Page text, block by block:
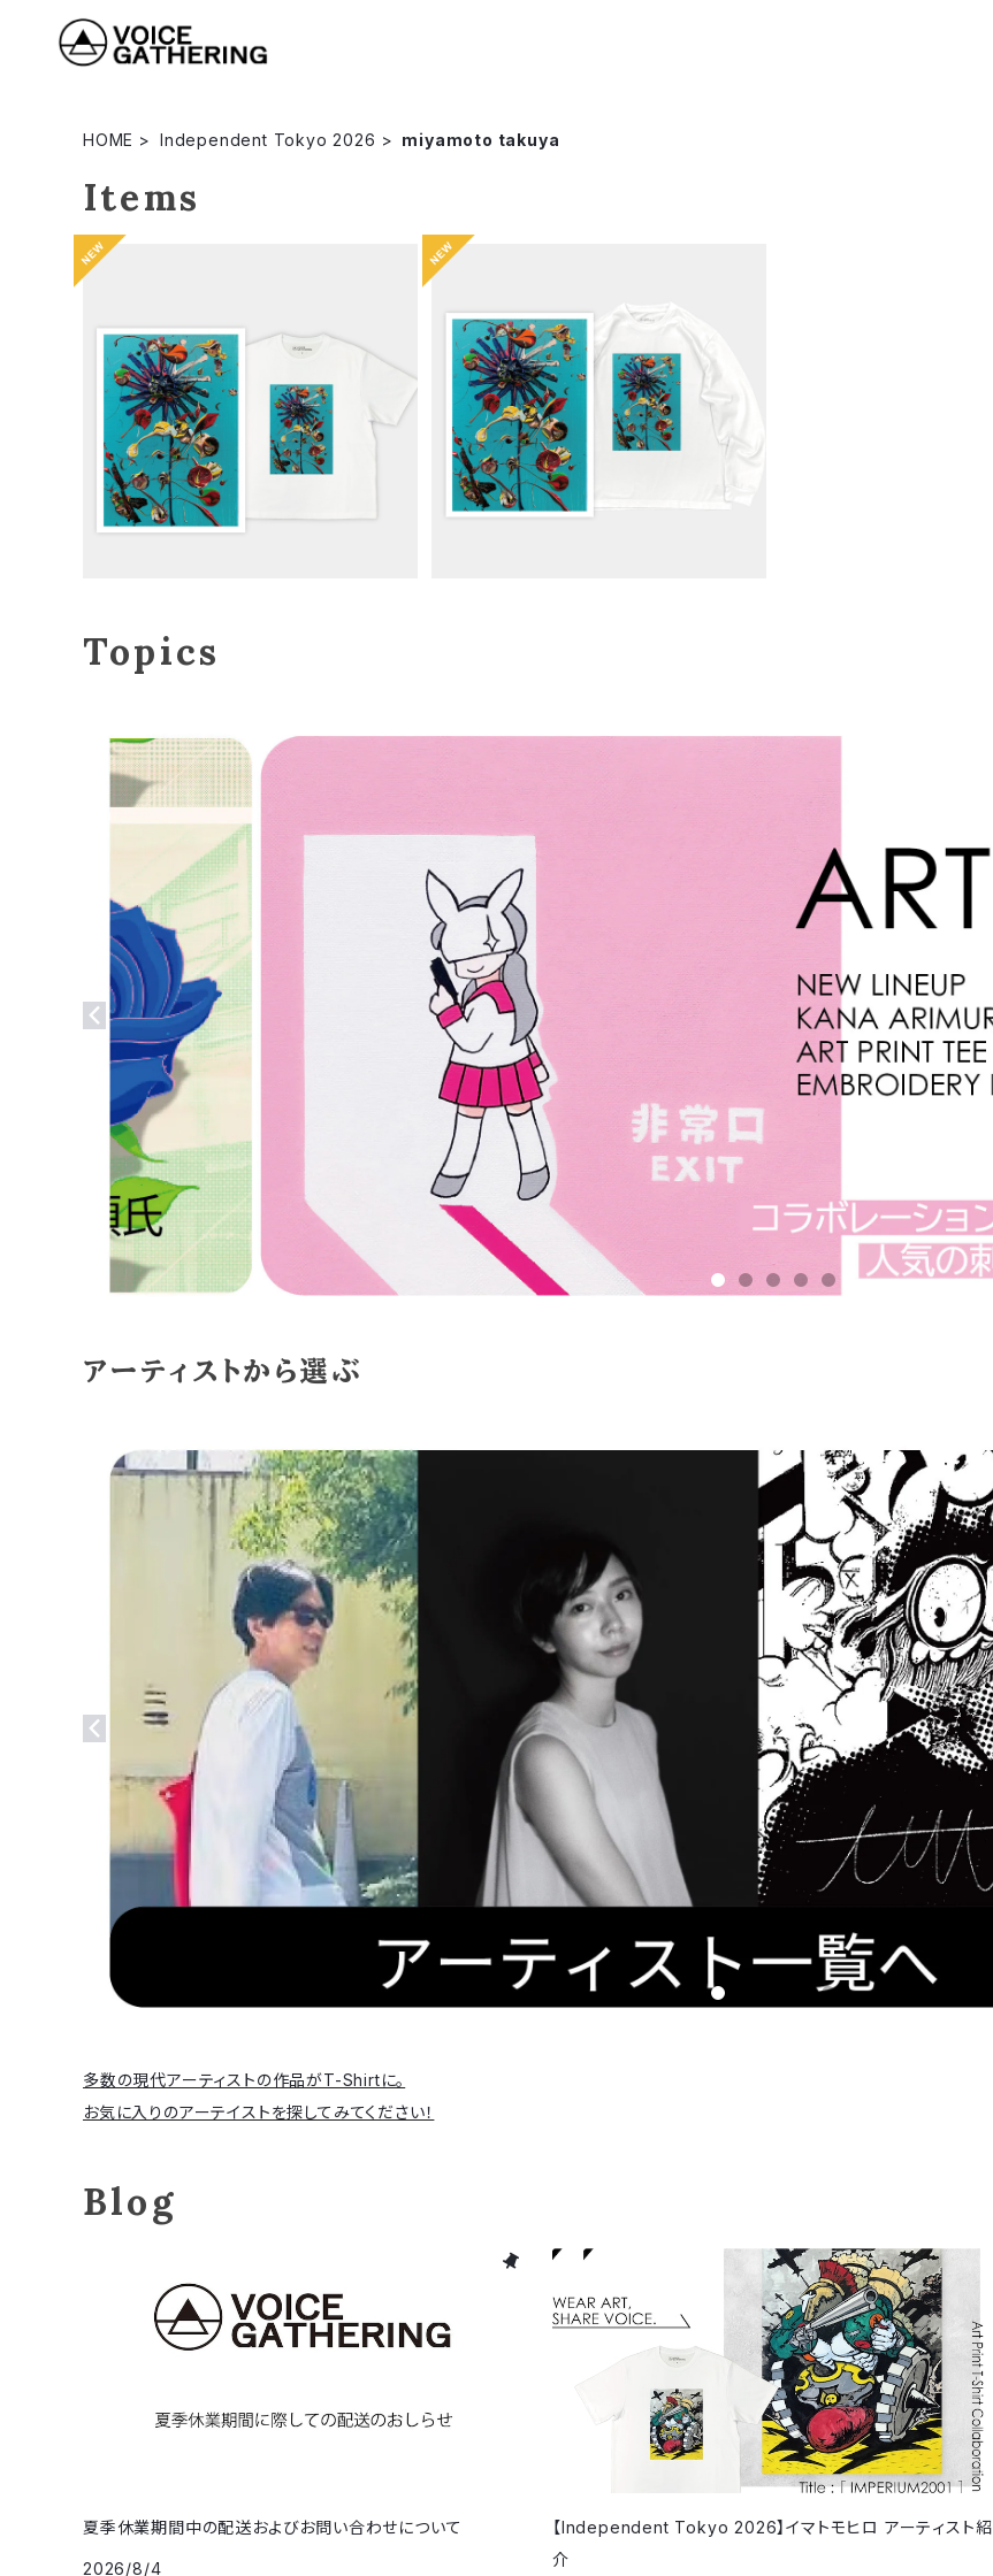
HOME Independent Tokyo 2026 miyamoto takuya
Items
【Independent Tokyo 2026】miya
moto takuya 「一輪の花」ショートス
リーブTシャツ
¥6,490
【Independent Tokyo 2026】miya
moto takuya 「一輪の花」 ロングス
リーブTシャツ
¥7,590
Topics
アーティストから選ぶ
多数の現代アーティストの作品がT-Shirtに。
お気に入りのアーテイストを探してみてください！
Blog
夏季休業期間中の配送およびお問い合わせについて
2026/8/4
【Independent Tokyo 2026】イマトモヒロ アーティスト紹
介